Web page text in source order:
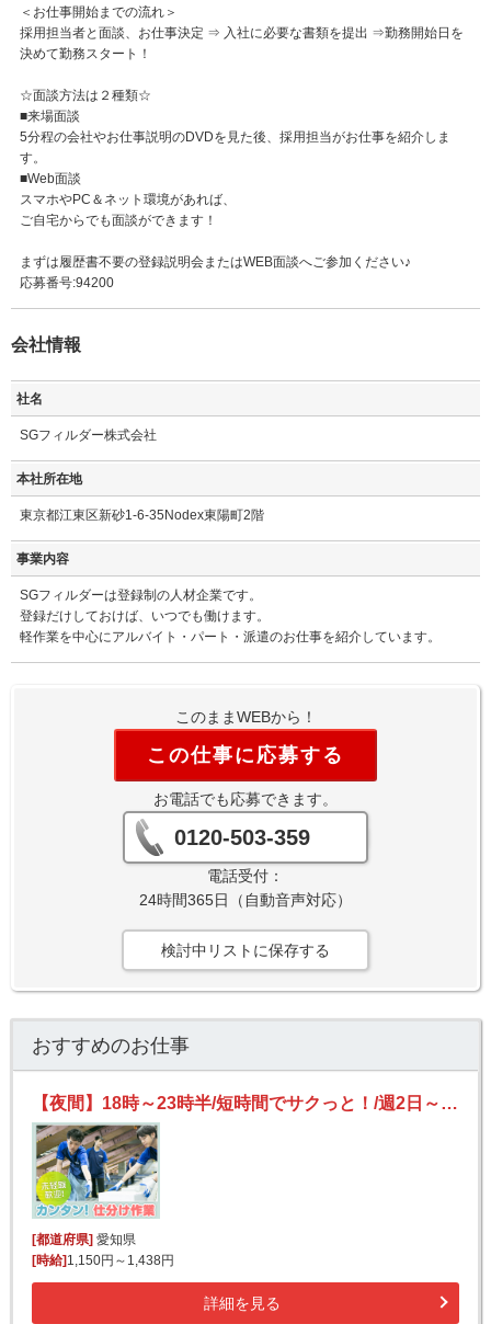
＜お仕事開始までの流れ＞
採用担当者と面談、お仕事決定 ⇒ 入社に必要な書類を提出 ⇒勤務開始日を
決めて勤務スタート！
☆面談方法は２種類☆
■来場面談
5分程の会社やお仕事説明のDVDを見た後、採用担当がお仕事を紹介しま
す。
■Web面談
スマホやPC＆ネット環境があれば、
ご自宅からでも面談ができます！
まずは履歴書不要の登録説明会またはWEB面談へご参加ください♪
応募番号:94200
会社情報
社名
SGフィルダー株式会社
本社所在地
東京都江東区新砂1-6-35Nodex東陽町2階
事業内容
SGフィルダーは登録制の人材企業です。
登録だけしておけば、いつでも働けます。
軽作業を中心にアルバイト・パート・派遣のお仕事を紹介しています。
このままWEBから！
この仕事に応募する
お電話でも応募できます。
0120-503-359
電話受付：
24時間365日（自動音声対応）
検討中リストに保存する
おすすめのお仕事
【夜間】18時～23時半/短時間でサクっと！/週2日～OK/未経験歓迎/かんたん仕分け
[都道府県] 愛知県
[時給] 1,150円～1,438円
詳細を見る